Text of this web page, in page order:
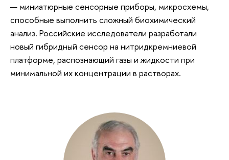
— миниатюрные сенсорные приборы, микросхемы,
способные выполнить сложный биохимический
анализ. Российские исследователи разработали
новый гибридный сенсор на нитридкремниевой
платформе, распознающий газы и жидкости при
минимальной их концентрации в растворах.